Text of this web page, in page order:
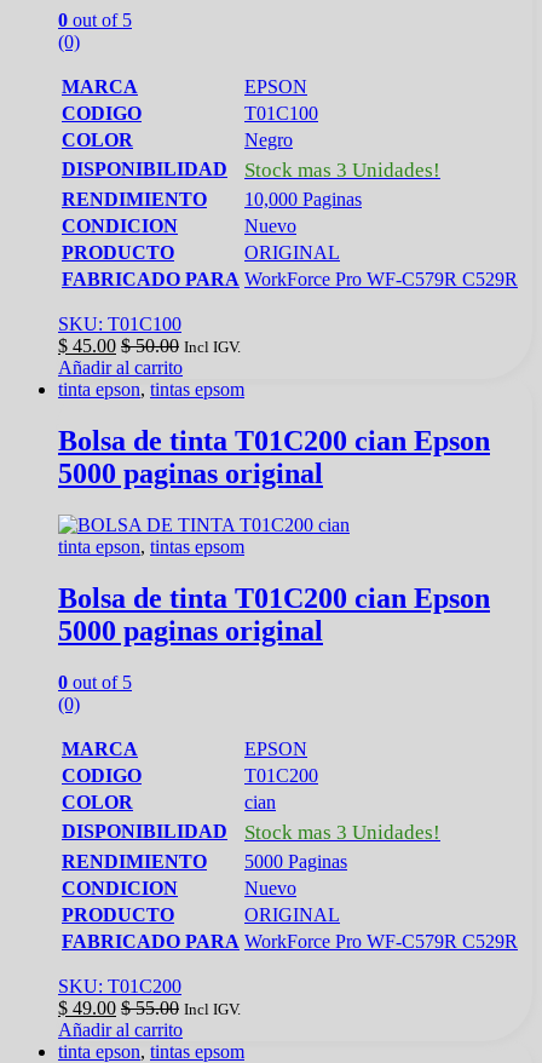
0 out of 5
(0)
MARCA
EPSON
CODIGO
T01C100
COLOR
Negro
DISPONIBILIDAD
Stock mas 3 Unidades!
RENDIMIENTO
10,000 Paginas
CONDICION
Nuevo
PRODUCTO
ORIGINAL
FABRICADO PARA WorkForce Pro WF-C579R C529R
SKU: T01C100
$ 45.00 $50.00 Incl IGV.
Añadir al carrito
tinta epson, tintas epsom
Bolsa de tinta T01C200 cian Epson
5000 paginas original
tinta epson, tintas epsom
Bolsa de tinta T01C200 cian Epson
5000 paginas original
0 out of 5
(0)
MARCA
EPSON
CODIGO
T01C200
COLOR
cian
DISPONIBILIDAD
Stock mas 3 Unidades!
RENDIMIENTO
5000 Paginas
CONDICION
Nuevo
PRODUCTO
ORIGINAL
FABRICADO PARA WorkForce Pro WF-C579R C529R
SKU: T01C200
$ 49.00 $55.00 Incl IGV.
Añadir al carrito
tinta epson, tintas epsom